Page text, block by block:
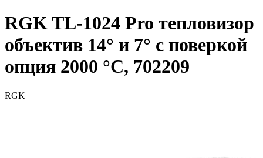
RGK TL-1024 Pro тепловизор
объектив 14° и 7° с поверкой
опция 2000 °C, 702209
RGK